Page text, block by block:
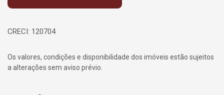
CRECI: 120704
Os valores, condições e disponibilidade dos imóveis estão sujeitos
a alterações sem aviso prévio.